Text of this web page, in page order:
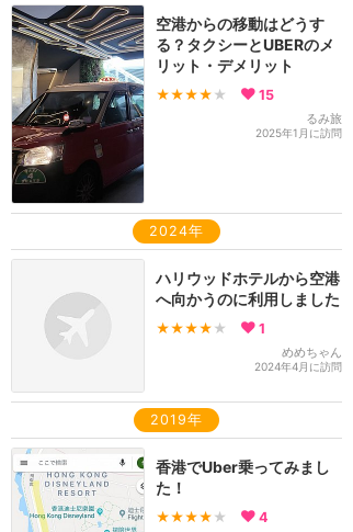
空港からの移動はどうす
る？タクシーとUBERのメ
リット・デメリット
★★★★ ★ 15
るみ旅
2025年1月に訪問
2024年
ハリウッドホテルから空港
へ向かうのに利用しました
★★★★ ★ 1
めめちゃん
2024年4月に訪問
2019年
香港でUber乗ってみまし
た！
★★★★ ★ 4